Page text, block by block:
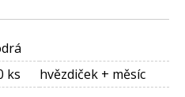
ks hvězdiček + měsíc